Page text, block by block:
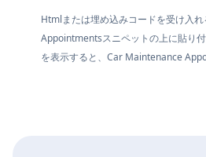
Htmlまたは埋め込みコードを受け入
Appointmentsスニペットの上に貼り
を表示すると、Car Maintenance